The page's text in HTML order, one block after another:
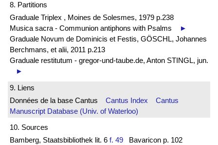
8. Partitions
Graduale Triplex , Moines de Solesmes, 1979 p.238
Musica sacra - Communion antiphons with Psalms
►
Graduale Novum de Dominicis et Festis, GÖSCHL, Johannes
Berchmans, et alii, 2011 p.213
Graduale restitutum - gregor-und-taube.de, Anton STINGL, jun.
►
9. Liens
Données de la base Cantus Cantus Index
Cantus
Manuscript Database (Univ. of Waterloo)
10. Sources
Bamberg, Staatsbibliothek lit. 6 f. 49 Bavaricon p. 102